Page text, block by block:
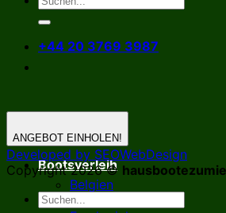
+44 20 3769 3987
Bootsverleih
Belgien
Deutschland
ANGEBOT EINHOLEN!
Developed by SEOWebDesign
Copyright 2026 ©